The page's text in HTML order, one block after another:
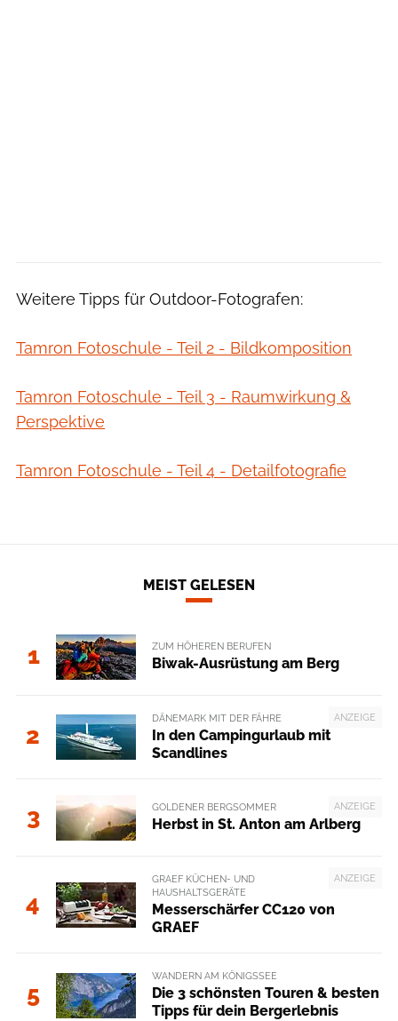
Weitere Tipps für Outdoor-Fotografen:
Tamron Fotoschule - Teil 2 - Bildkomposition
Tamron Fotoschule - Teil 3 - Raumwirkung &
Perspektive
Tamron Fotoschule - Teil 4 - Detailfotografie
MEIST GELESEN
1 ZUM HÖHEREN BERUFEN
Biwak-Ausrüstung am Berg
2
ANZEIGE
DÄNEMARK MIT DER FÄHRE
In den Campingurlaub mit
Scandlines
3 ANZEIGE
GOLDENER BERGSOMMER
Herbst in St. Anton am Arlberg
4
ANZEIGE
GRAEF KÜCHEN- UND
HAUSHALTSGERÄTE
Messerschärfer CC120 von
GRAEF
5
WANDERN AM KÖNIGSSEE
Die 3 schönsten Touren & besten
Tipps für dein Bergerlebnis